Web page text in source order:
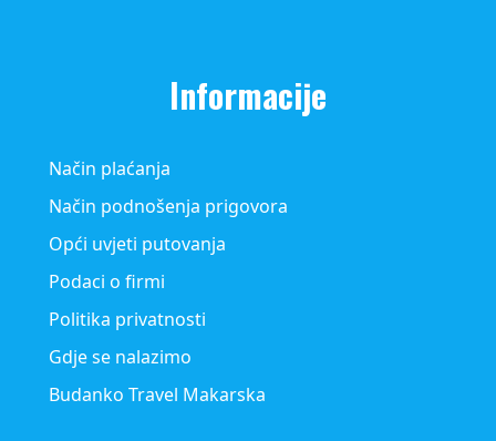
Informacije
Način plaćanja
Način podnošenja prigovora
Opći uvjeti putovanja
Podaci o firmi
Politika privatnosti
Gdje se nalazimo
Budanko Travel Makarska